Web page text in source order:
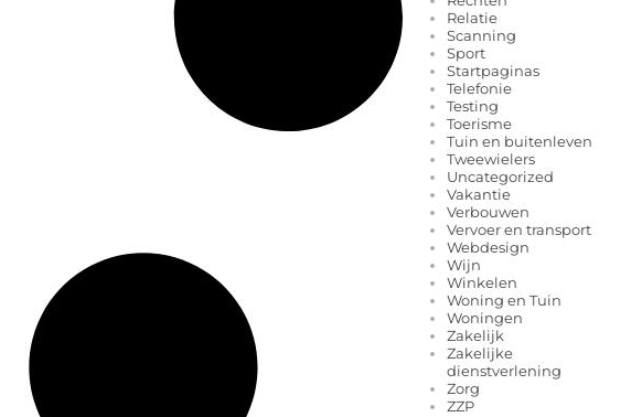
Relatie
Scanning
Sport
Startpaginas
Telefonie
Testing
Toerisme
Tuin en buitenleven
Tweewielers
Uncategorized
Vakantie
Verbouwen
Vervoer en transport
Webdesign
Wijn
Winkelen
Woning en Tuin
Woningen
Zakelijk
Zakelijke
dienstverlening
Zorg
ZZP